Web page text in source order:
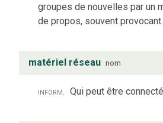
groupes de nouvelles par un
de propos, souvent provocant.
matériel réseau nom
inform. Qui peut être